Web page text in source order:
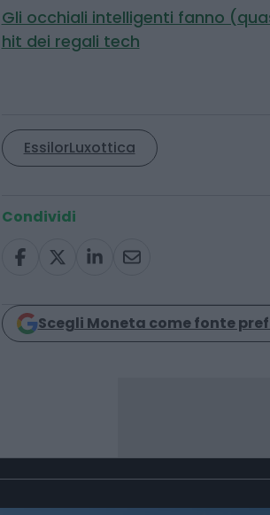
2026.
Leggi anche:
EssilorLuxottica